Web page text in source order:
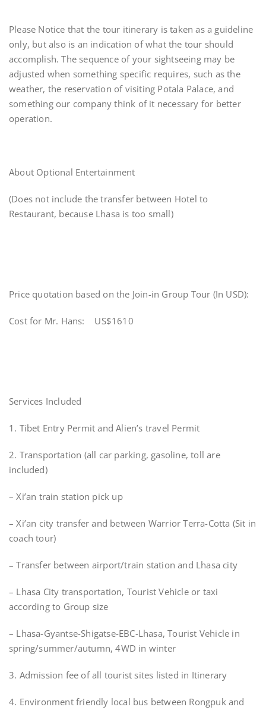
Please Notice that the tour itinerary is taken as a guideline
only, but also is an indication of what the tour should
accomplish. The sequence of your sightseeing may be
adjusted when something specific requires, such as the
weather, the reservation of visiting Potala Palace, and
something our company think of it necessary for better
operation.
About Optional Entertainment
(Does not include the transfer between Hotel to
Restaurant, because Lhasa is too small)
Price quotation based on the Join-in Group Tour (In USD):
Cost for Mr. Hans: US$1610
Services Included
1. Tibet Entry Permit and Alien’s travel Permit
2. Transportation (all car parking, gasoline, toll are
included)
– Xi’an train station pick up
– Xi’an city transfer and between Warrior Terra-Cotta (Sit in
coach tour)
– Transfer between airport/train station and Lhasa city
– Lhasa City transportation, Tourist Vehicle or taxi
according to Group size
– Lhasa-Gyantse-Shigatse-EBC-Lhasa, Tourist Vehicle in
spring/summer/autumn, 4WD in winter
3. Admission fee of all tourist sites listed in Itinerary
4. Environment friendly local bus between Rongpuk and